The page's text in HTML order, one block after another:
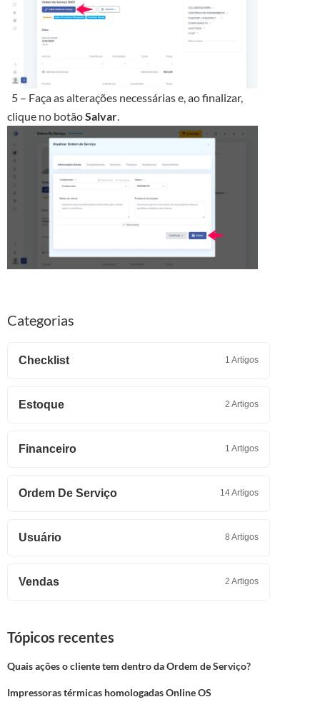
5 – Faça as alterações necessárias e, ao finalizar,
clique no botãoSalvar.
Categorias
Checklist 1 Artigos
Estoque 2 Artigos
Financeiro 1 Artigos
Ordem De Serviço 14 Artigos
Usuário 8 Artigos
Vendas 2 Artigos
Tópicos recentes
Quais ações o cliente tem dentro da Ordem de Serviço?
Impressoras térmicas homologadas Online OS